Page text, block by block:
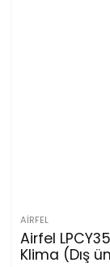
AIRFEL
Airfel
Klima (Dış